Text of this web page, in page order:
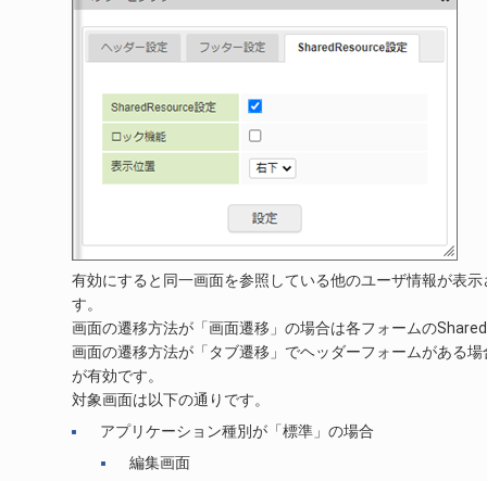
有効にすると同一画面を参照している他のユーザ情報が表
す。
画面の遷移方法が「画面遷移」の場合は各フォームの
画面の遷移方法が「タブ遷移」でヘッダーフォームがある
が有効です。
対象画面は以下の通りです。
アプリケーション種別が「標準」の場合
編集画面